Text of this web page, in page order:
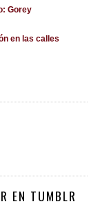
Gorey
en las calles
EN TUMBLR